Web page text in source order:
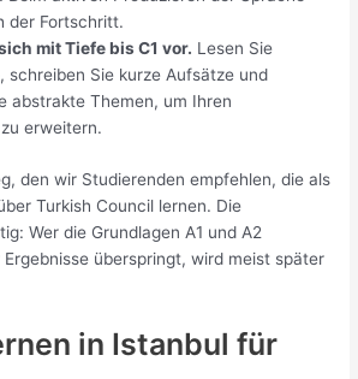
der Fortschritt.
mit Tiefe bis C1 vor. Lesen Sie
schreiben Sie kurze Aufsätze und
abstrakte Themen, um Ihren
erweitern.
den wir Studierenden empfehlen, die als
Turkish Council lernen. Die
Wer die Grundlagen A1 und A2
überspringt, wird meist später
in Istanbul für